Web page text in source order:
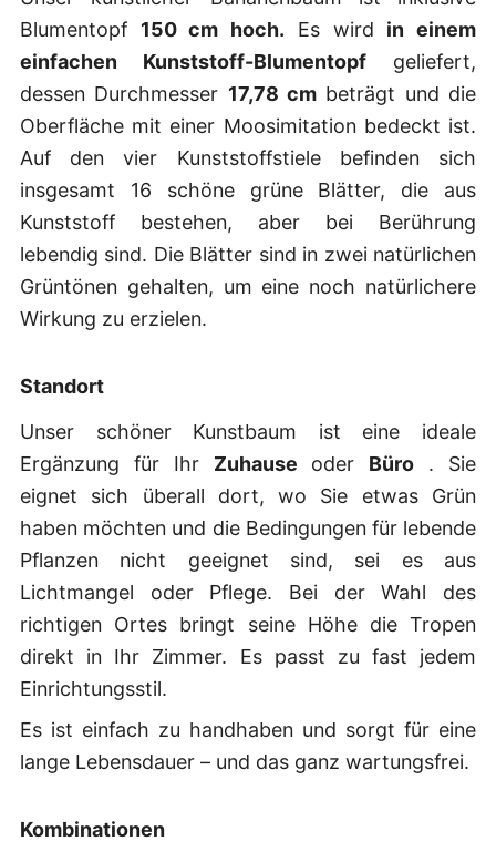
Blumentopf 150 cm hoch. Es wird in einem
einfachen Kunststoff-Blumentopf geliefert,
dessen Durchmesser 17,78 cm beträgt und die
Oberfläche mit einer Moosimitation bedeckt ist.
Auf den vier Kunststoffstiele befinden sich
insgesamt 16 schöne grüne Blätter, die aus
Kunststoff bestehen, aber bei Berührung
lebendig sind. Die Blätter sind in zwei natürlichen
Grüntönen gehalten, um eine noch natürlichere
Wirkung zu erzielen.
Standort
Unser schöner Kunstbaum ist eine ideale
Ergänzung für Ihr Zuhause oder Büro . Sie
eignet sich überall dort, wo Sie etwas Grün
haben möchten und die Bedingungen für lebende
Pflanzen nicht geeignet sind, sei es aus
Lichtmangel oder Pflege. Bei der Wahl des
richtigen Ortes bringt seine Höhe die Tropen
direkt in Ihr Zimmer. Es passt zu fast jedem
Einrichtungsstil.
Es ist einfach zu handhaben und sorgt für eine
lange Lebensdauer – und das ganz wartungsfrei.
Kombinationen